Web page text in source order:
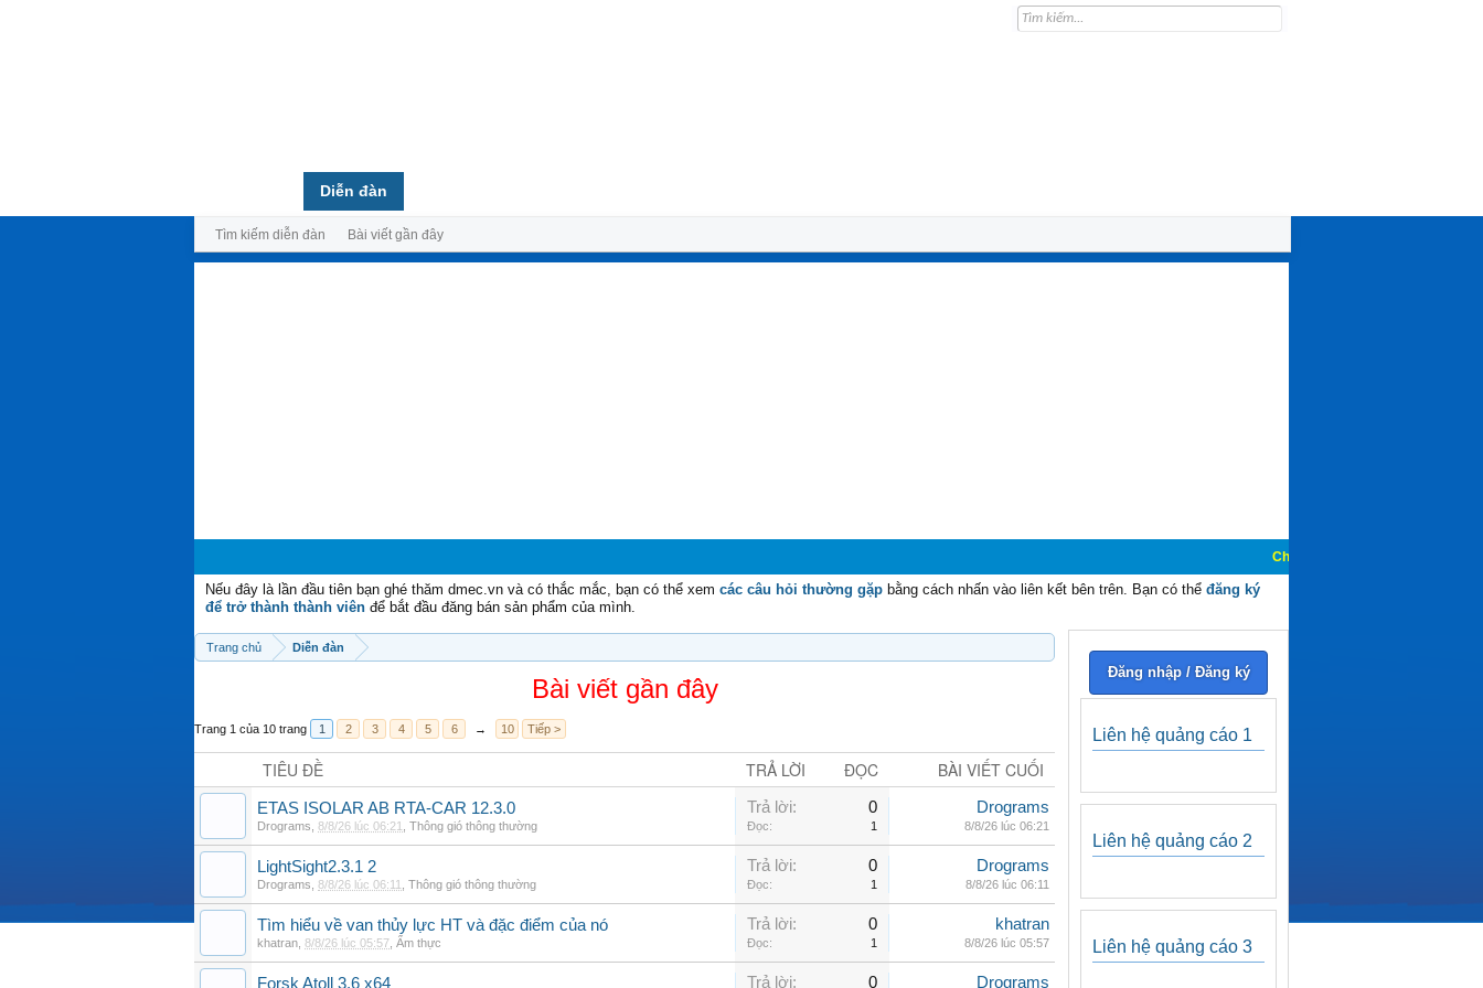
Chào mừng các bạn đến với Diễn
Nếu đây là lần đầu tiên bạn ghé thăm dmec.vn và có thắc mắc, bạn có thể xem các câu hỏi thường gặp bằng cách nhấn vào liên kết bên trên. Bạn có thể đăng ký
để trở thành thành viên để bắt đầu đăng bán sản phẩm của mình.
Trang chủ Diễn đàn
Bài viết gần đây
Trang 1 của 10 trang 1 2 3 4 5 6 → 10 Tiếp >
TIÊU ĐỀ TRẢ LỜI ĐỌC BÀI VIẾT CUỐI
ETAS ISOLAR AB RTA-CAR 12.3.0
Drograms 2 phút trước,Thông gió thông thường
Trả lời: 0
Đọc: 1
Drograms
2 phút trước
LightSight2.3.1 2
Drograms 11 phút trước,Thông gió thông thường
Trả lời: 0
Đọc: 1
Drograms
11 phút trước
Tìm hiểu về van thủy lực HT và đặc điểm của nó
khatran 25 phút trước,Ẩm thực
Trả lời: 0
Đọc: 1
khatran
25 phút trước
Forsk Atoll 3.6 x64 Trả lời: 0 Drograms
Đăng nhập / Đăng ký
Liên hệ quảng cáo 1
Diễn đàn
Tìm kiếm diễn đàn Bài viết gần đây